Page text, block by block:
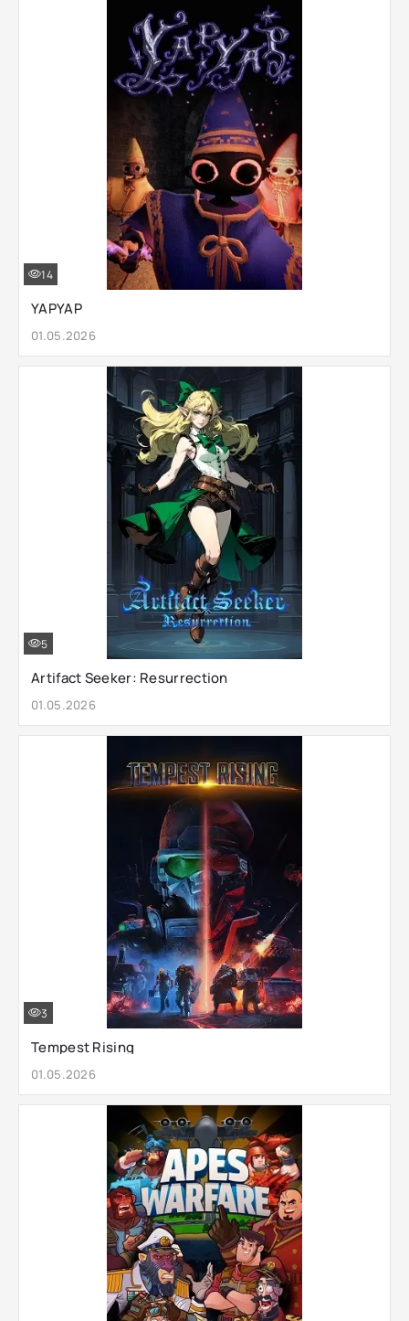
YAPYAP
01.05.2026
14
Artifact Seeker: Resurrection
01.05.2026
5
Tempest Rising
01.05.2026
3